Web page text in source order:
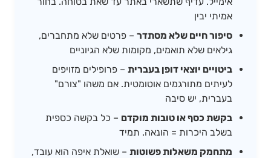
אמיתי יבין
סיפור חיים שלא מסתדר – פרטים שלא מתחברים,
גילאים שלא תואמים, מקומות שלא הגיוניים
ביטויים יוצאי דופן בעברית – פרופילים מזויפים
לעיתים מתורגמים אוטומטית. אם משהו "צורם"
בעברית, יש סיבה
בקשת כסף או טובות מוקדם – כל בקשה כספית
בשלב היכרות = הונאה. תמיד
מתחמק משאלות פשוטות – שואלת איפה הוא עובד,